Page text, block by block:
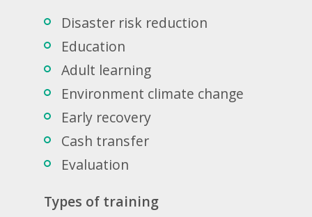
Disaster risk reduction
Education
Adult learning
Environment climate change
Early recovery
Cash transfer
Evaluation
Types of training